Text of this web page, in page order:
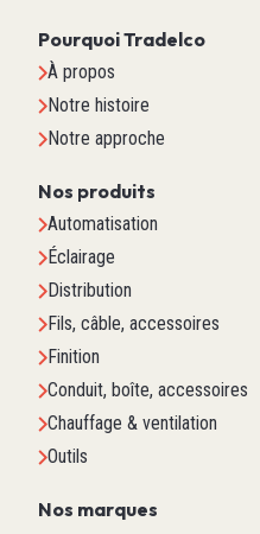
Pourquoi Tradelco
À propos
Notre histoire
Notre approche
Nos produits
Automatisation
Éclairage
Distribution
Fils, câble, accessoires
Finition
Conduit, boîte, accessoires
Chauffage & ventilation
Outils
Nos marques